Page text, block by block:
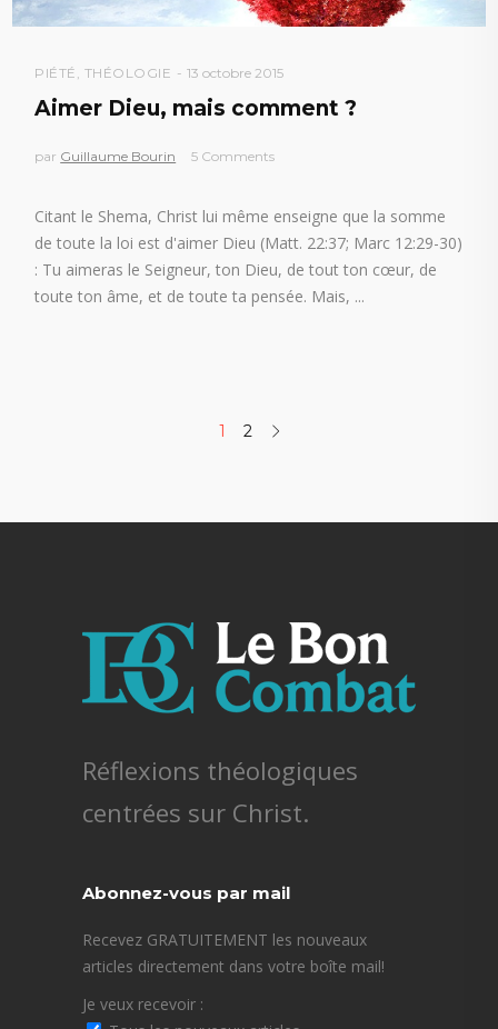
PIÉTÉ , THÉOLOGIE 13 octobre 2015
Aimer Dieu, mais comment ?
par Guillaume Bourin 5 Comments
Citant le Shema, Christ lui même enseigne que la somme
de toute la loi est d'aimer Dieu (Matt. 22:37; Marc 12:29-30)
: Tu aimeras le Seigneur, ton Dieu, de tout ton cœur, de
toute ton âme, et de toute ta pensée. Mais,
1 2
Réflexions théologiques
centrées sur Christ.
Abonnez-vous par mail
Recevez GRATUITEMENT les nouveaux
articles directement dans votre boîte mail!
Je veux recevoir :